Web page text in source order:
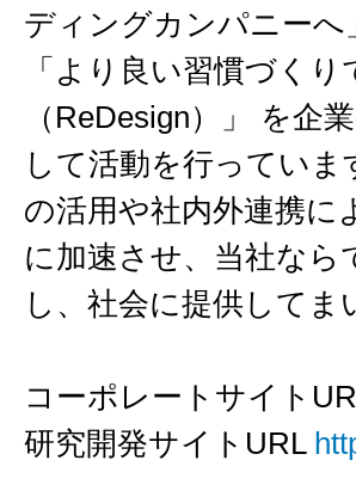
ディングカンパニー
「より良い習慣づく
（ReDesign）」 を企
して活動を行ってい
の活用や社内外連携に
に加速させ、当社なら
し、社会に提供してま
コーポレートサイト
研究開発サイトURL